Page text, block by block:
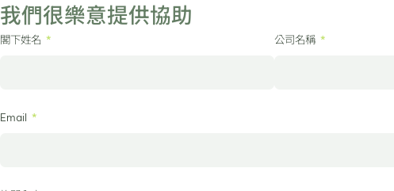
我們很樂意提供協助
閣下姓名 公司名稱
Email